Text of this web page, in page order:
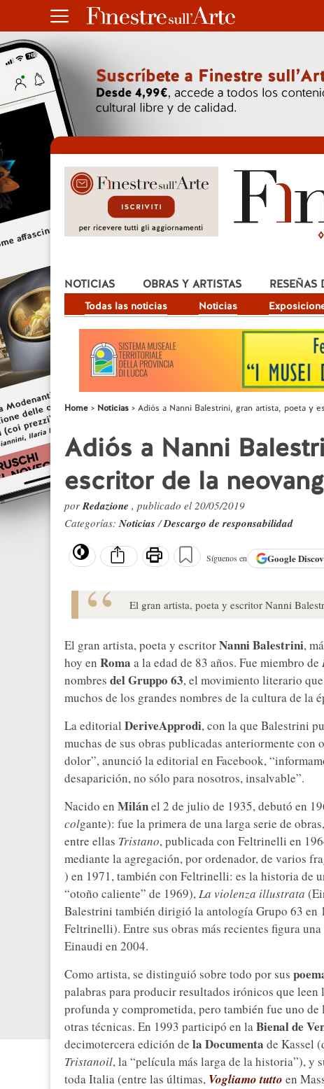
NOTICIAS
Todas las noticias Noticias
OBRAS Y ARTISTAS RESEÑAS
Home Noticias Adiós a Nanni Balestrini, gran artista, poeta y
Adiós a Nanni
escritor de la
porRedazione , publicado el 20/05/2019
Categorías:Noticias/Descargo de responsabilidad
Síguenos en Google
El gran artista, poeta y escritor Nanni
El gran artista, poeta y escritorNanni Balestrini,
hoy en Roma a la edad de 83 años. Fue miembro de
nombres del Gruppo 63, el movimiento literario
muchos de los grandes nombres de la cultura de la
La editorial DeriveApprodi, con la que Balestrini
muchas de sus obras publicadas anteriormente
dolor”, anunció la editorial en Facebook,
desaparición, no sólo para nosotros, insalvable”.
Nacido en Milánel 2 de julio de 1935, debutó en
colgante): fue la primera de una larga serie de
entre ellas Tristano, publicada con Feltrinelli en
mediante la agregación, por ordenador, de varios
) en 1971, también con Feltrinelli: es la historia de
“otoño caliente” de 1969),La violenza illustrata
Balestrini también dirigió la antología Grupo 63
Feltrinelli). Entre sus obras más recientes figura
Einaudi en 2004.
Como artista, se distinguió sobre todo por sus
palabras para producir resultados irónicos que
profunda y comprometida, pero también fue uno
otras técnicas. En 1993 participó en laBienal de
decimotercera edición de la Documenta de Kassel
Tristanoil, la “película más larga de la historia”), y
toda Italia (entre las últimas, Vogliamo tutto en